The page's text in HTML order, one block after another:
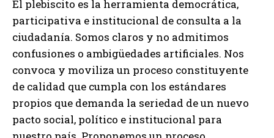
El plebiscito es la herramienta democrática,
participativa e institucional de consulta a la
ciudadanía. Somos claros y no admitimos
confusiones o ambigüedades artificiales. Nos
convoca y moviliza un proceso constituyente
de calidad que cumpla con los estándares
propios que demanda la seriedad de un nuevo
pacto social, político e institucional para